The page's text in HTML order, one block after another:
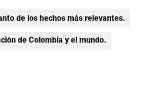
de los hechos más relevantes.
de Colombia y el mundo.